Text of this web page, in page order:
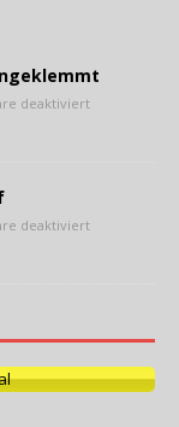
deaktiviert
deaktiviert